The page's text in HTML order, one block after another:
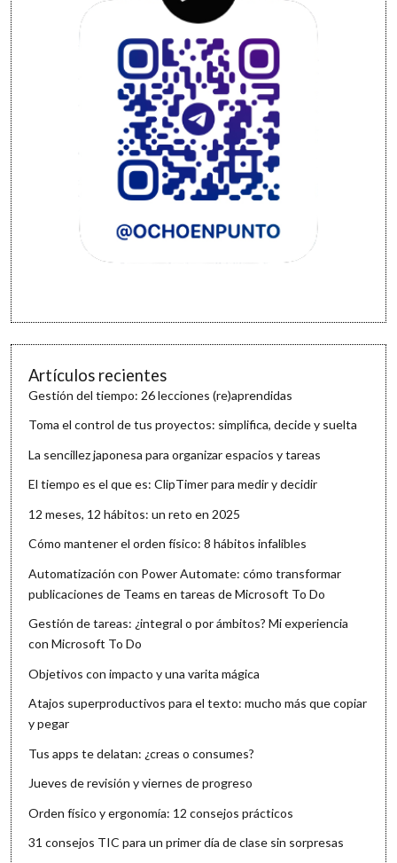
Artículos recientes
Gestión del tiempo: 26 lecciones (re)aprendidas
Toma el control de tus proyectos: simplifica, decide y suelta
La sencillez japonesa para organizar espacios y tareas
El tiempo es el que es: ClipTimer para medir y decidir
12 meses, 12 hábitos: un reto en 2025
Cómo mantener el orden físico: 8 hábitos infalibles
Automatización con Power Automate: cómo transformar
publicaciones de Teams en tareas de Microsoft To Do
Gestión de tareas: ¿integral o por ámbitos? Mi experiencia
con Microsoft To Do
Objetivos con impacto y una varita mágica
Atajos superproductivos para el texto: mucho más que copiar
y pegar
Tus apps te delatan: ¿creas o consumes?
Jueves de revisión y viernes de progreso
Orden físico y ergonomía: 12 consejos prácticos
31 consejos TIC para un primer día de clase sin sorpresas